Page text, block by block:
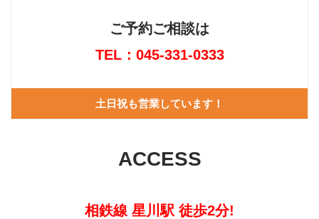
ご予約ご相談は
TEL：045-331-0333
土日祝も営業しています！
ACCESS
相鉄線 星川駅 徒歩2分!